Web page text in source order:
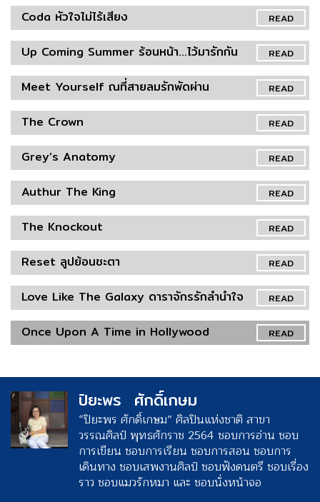
READ
Coda หัวใจไม่ไร้เสียง
READ
Up Coming Summer ร้อนหน้า…ไว้มารักกัน
READ
Meet Yourself ณที่สายลมรักพัดผ่าน
READ
The Crown
READ
Grey’s Anatomy
READ
Authur The King
READ
The Knockout
READ
Reset ลูปย้อนชะตา
READ
Love Like The Galaxy ดาราจักรรักลำนำใจ
READ
Once Upon A Time in Hollywood
ปิยะพร ศักดิ์เกษม
“ปิยะพร ศักดิ์เกษม” ศิลปินแห่งชาติ สาขา
วรรณศิลป์ พุทธศักราช 2564 ชอบการอ่าน ชอบ
การเขียน ชอบการเรียน ชอบการสอน ชอบการ
เดินทาง ชอบเสพงานศิลป์ ชอบฟังดนตรี ชอบเรื่อง
ราว ชอบแมวรักหมา และ ชอบนั่งหน้าจอ